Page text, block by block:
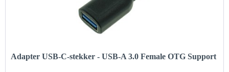
Adapter USB-C-stekker - USB-A 3.0 Female OTG Support